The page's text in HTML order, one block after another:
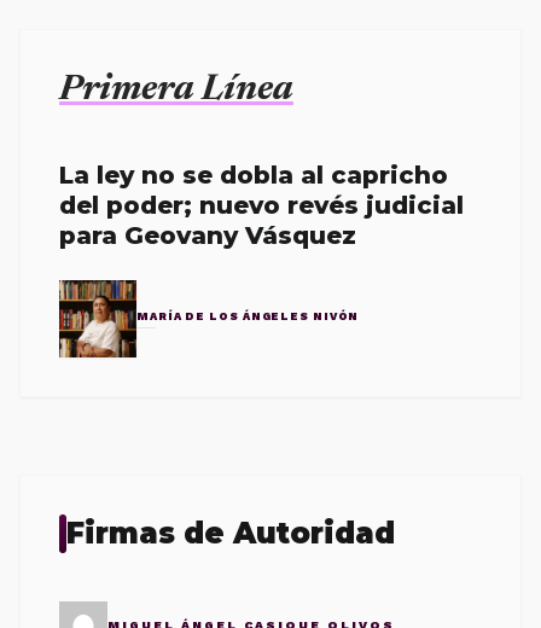
Primera Línea
La ley no se dobla al capricho
del poder; nuevo revés judicial
para Geovany Vásquez
MARÍA DE LOS ÁNGELES NIVÓN
Firmas de Autoridad
MIGUEL ÁNGEL CASIQUE OLIVOS